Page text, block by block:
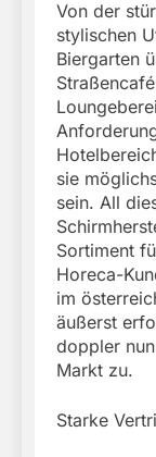
Von der
stylischen
Biergarten
sie
sein. All
Sortiment
Horeca-
im
äußerst
doppler
Markt zu.
Starke